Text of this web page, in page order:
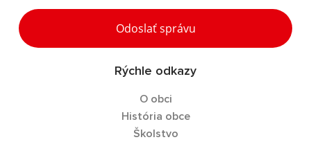
Odoslať správu
Rýchle odkazy
O obci
História obce
Školstvo